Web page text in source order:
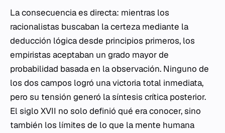
La consecuencia es directa: mientras los
racionalistas buscaban la certeza mediante la
deducción lógica desde principios primeros, los
empiristas aceptaban un grado mayor de
probabilidad basada en la observación. Ninguno de
los dos campos logró una victoria total inmediata,
pero su tensión generó la síntesis crítica posterior.
El siglo XVII no solo definió qué era conocer, sino
también los límites de lo que la mente humana